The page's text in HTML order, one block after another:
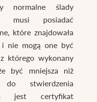
normalne ślady
musi posiadać
które znajdowała
nie mogą one być
którego wykonany
być mniejsza niż
do stwierdzenia
jest certyfikat